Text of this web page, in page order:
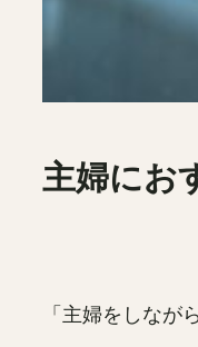
主婦にお
「主婦をしなが